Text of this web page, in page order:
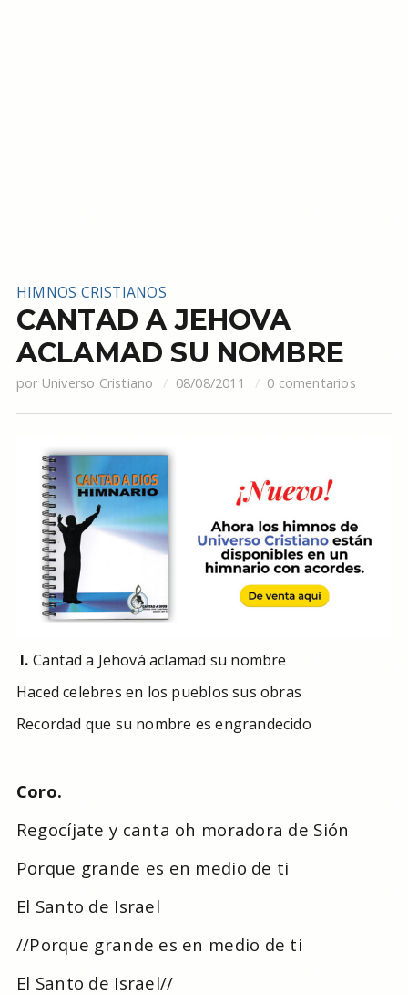
HIMNOS CRISTIANOS
CANTAD A JEHOVA
ACLAMAD SU NOMBRE
por Universo Cristiano 08/08/2011 0 comentarios
I. Cantad a Jehová aclamad su nombre
Haced celebres en los pueblos sus obras
Recordad que su nombre es engrandecido
Coro.
Regocíjate y canta oh moradora de Sión
Porque grande es en medio de ti
El Santo de Israel
//Porque grande es en medio de ti
El Santo de Israel//